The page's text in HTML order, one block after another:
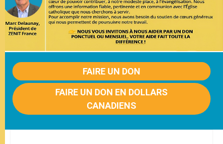
FAIRE UN DON
FAIRE UN DON EN DOLLARS
CANADIENS